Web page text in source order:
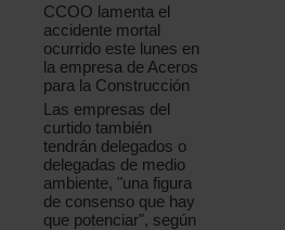
CCOO lamenta el
accidente mortal
ocurrido este lunes en
la empresa de Aceros
para la Construcción
Las empresas del
curtido también
tendrán delegados o
delegadas de medio
ambiente, "una figura
de consenso que hay
que potenciar", según